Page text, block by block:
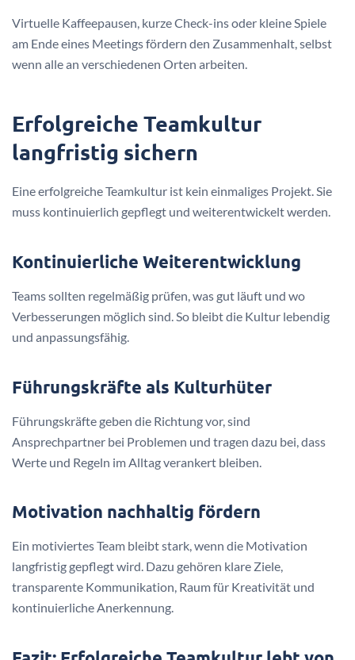
Virtuelle Kaffeepausen, kurze Check-ins oder kleine Spiele
am Ende eines Meetings fördern den Zusammenhalt, selbst
wenn alle an verschiedenen Orten arbeiten.
Erfolgreiche Teamkultur
langfristig sichern
Eine erfolgreiche Teamkultur ist kein einmaliges Projekt. Sie
muss kontinuierlich gepflegt und weiterentwickelt werden.
Kontinuierliche Weiterentwicklung
Teams sollten regelmäßig prüfen, was gut läuft und wo
Verbesserungen möglich sind. So bleibt die Kultur lebendig
und anpassungsfähig.
Führungskräfte als Kulturhüter
Führungskräfte geben die Richtung vor, sind
Ansprechpartner bei Problemen und tragen dazu bei, dass
Werte und Regeln im Alltag verankert bleiben.
Motivation nachhaltig fördern
Ein motiviertes Team bleibt stark, wenn die Motivation
langfristig gepflegt wird. Dazu gehören klare Ziele,
transparente Kommunikation, Raum für Kreativität und
kontinuierliche Anerkennung.